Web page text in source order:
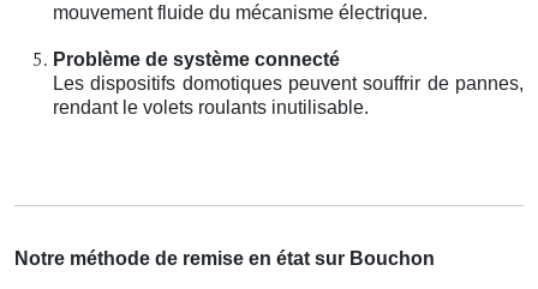
mouvement fluide du mécanisme électrique.
Problème de système connecté
Les dispositifs domotiques peuvent souffrir de pannes,
rendant le volets roulants inutilisable.
Notre méthode de remise en état sur Bouchon